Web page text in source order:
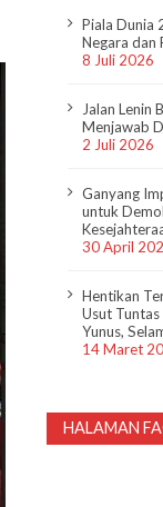
Piala Dunia
Negara dan
8 Juli 2026
Jalan Lenin
Menjawab
2 Juli 2026
Ganyang
untuk
30 April
Hentikan
Usut
Yunus,
14 Maret
HALAMAN